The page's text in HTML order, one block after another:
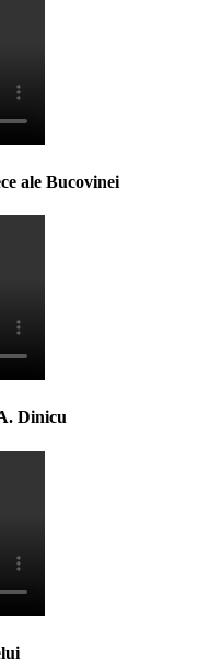
ale Bucovinei
Dinicu